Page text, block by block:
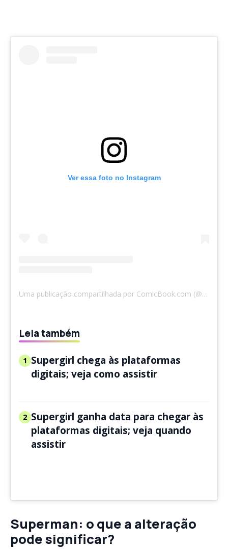
Ver essa foto no Instagram
Uma publicação compartilhada por ComicBook.com (@comicbook)
Leia também
1 Supergirl chega às plataformas
digitais; veja como assistir
2 Supergirl ganha data para chegar às
plataformas digitais; veja quando
assistir
Superman: o que a alteração
pode significar?